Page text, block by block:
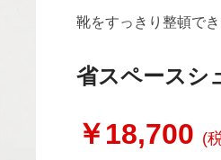
靴をすっきり整頓で
省スペースシ
￥18,700 (